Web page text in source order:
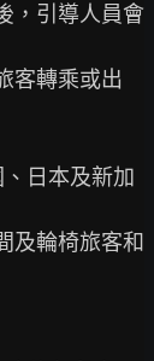
，引導人員會
客轉乘或出
日本及新加
及輪椅旅客和